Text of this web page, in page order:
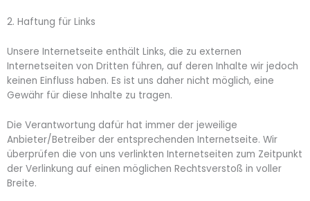
2. Haftung für Links
Unsere Internetseite enthält Links, die zu externen
Internetseiten von Dritten führen, auf deren Inhalte wir jedoch
keinen Einfluss haben. Es ist uns daher nicht möglich, eine
Gewähr für diese Inhalte zu tragen.
Die Verantwortung dafür hat immer der jeweilige
Anbieter/Betreiber der entsprechenden Internetseite. Wir
überprüfen die von uns verlinkten Internetseiten zum Zeitpunkt
der Verlinkung auf einen möglichen Rechtsverstoß in voller
Breite.